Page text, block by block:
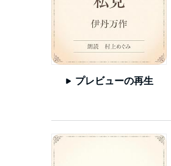
プレビューの再生